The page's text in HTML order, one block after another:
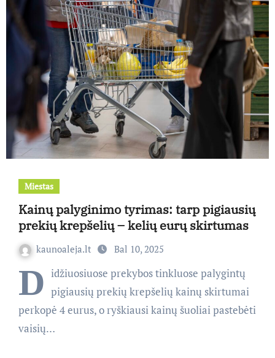
Miestas
Kainų palyginimo tyrimas: tarp pigiausių
prekių krepšelių – kelių eurų skirtumas
kaunoaleja.lt Bal 10, 2025
D idžiuosiuose prekybos tinkluose palygintų
pigiausių prekių krepšelių kainų skirtumai
perkopė 4 eurus, o ryškiausi kainų šuoliai pastebėti
vaisių…